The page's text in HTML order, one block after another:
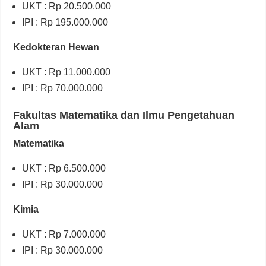
UKT : Rp 20.500.000
IPI : Rp 195.000.000
Kedokteran Hewan
UKT : Rp 11.000.000
IPI : Rp 70.000.000
Fakultas Matematika dan Ilmu Pengetahuan
Alam
Matematika
UKT : Rp 6.500.000
IPI : Rp 30.000.000
Kimia
UKT : Rp 7.000.000
IPI : Rp 30.000.000